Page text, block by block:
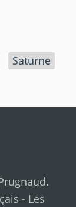
Saturne
.
- Les